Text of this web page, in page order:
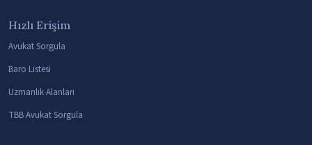
Hızlı Erişim
Avukat Sorgula
Baro Listesi
Uzmanlık Alanları
TBB Avukat Sorgula